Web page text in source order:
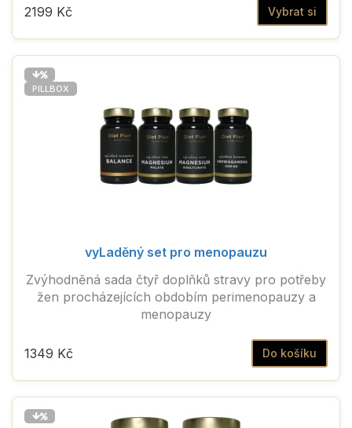
Vybrat si
2199 Kč
PILLBOX
vyLaděný set pro menopauzu
Zvýhodněná sada čtyř doplňků stravy pro potřeby
žen procházejících obdobím perimenopauzy a
menopauzy
Do košíku
1349 Kč